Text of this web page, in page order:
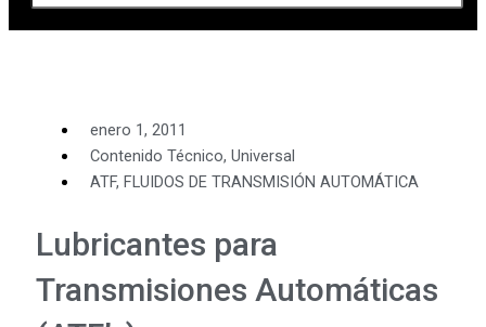
enero 1, 2011
Contenido Técnico, Universal
ATF, FLUIDOS DE TRANSMISIÓN AUTOMÁTICA
Lubricantes para
Transmisiones Automáticas